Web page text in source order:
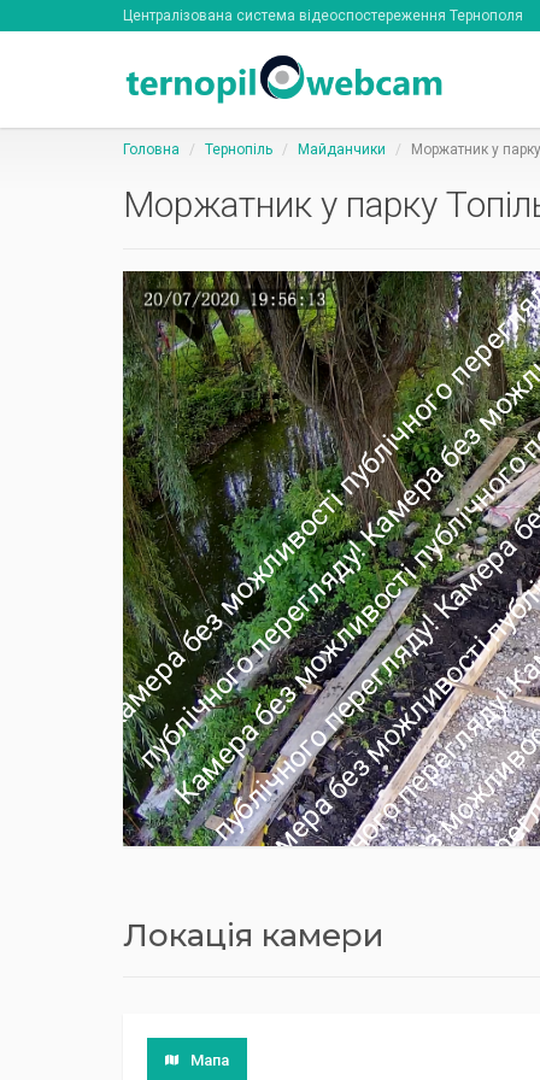
Централізована система відеоспостереження Тернополя
Головна Тернопіль Майданчики Моржатник у
Моржатник у парку
Локація камери
Мапа